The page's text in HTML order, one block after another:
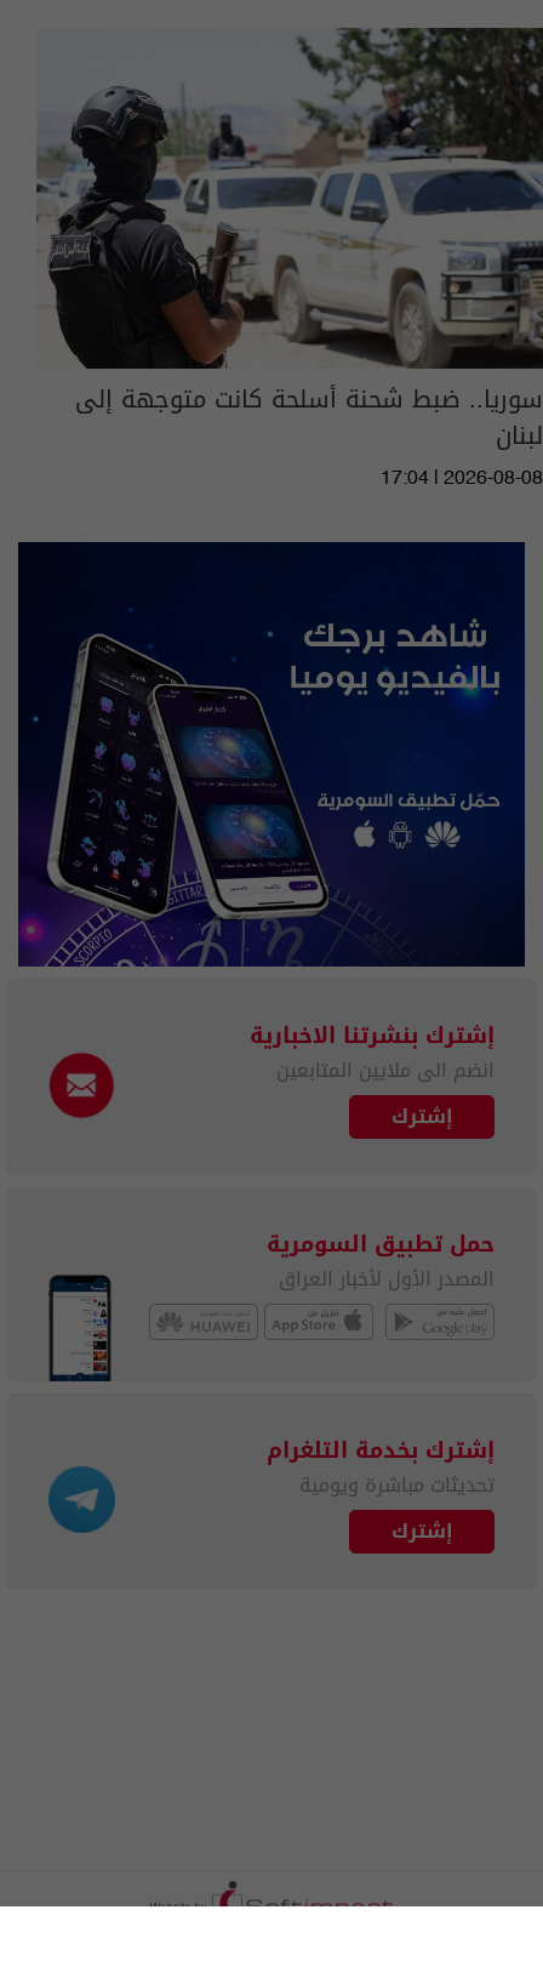
سوريا.. ضبط شحنة أسلحة كانت متوجهة إلى
لبنان
17:04 | 2026-08-08
إشترك بنشرتنا الاخبارية
انضم الى ملايين المتابعين
إشترك
حمل تطبيق السومرية
المصدر الأول لأخبار العراق
إشترك بخدمة التلغرام
تحديثات مباشرة ويومية
إشترك